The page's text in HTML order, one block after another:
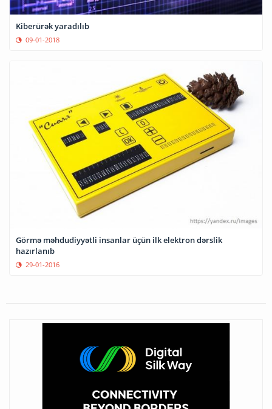
Kiberürək yaradılıb
09-01-2018
Görmə məhdudiyyətli insanlar üçün ilk elektron dərslik
hazırlanıb
29-01-2016